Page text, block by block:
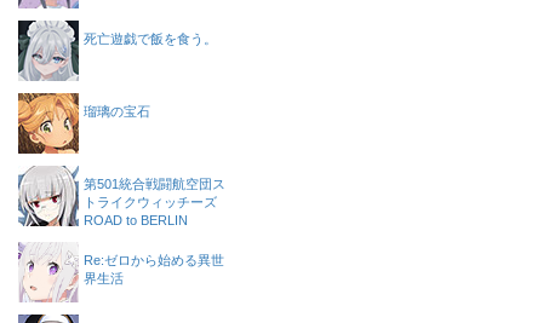
死亡遊戯で飯を食う。
瑠璃の宝石
第501統合戦闘航空団ス
トライクウィッチーズ
ROAD to BERLIN
Re:ゼロから始める異世
界生活